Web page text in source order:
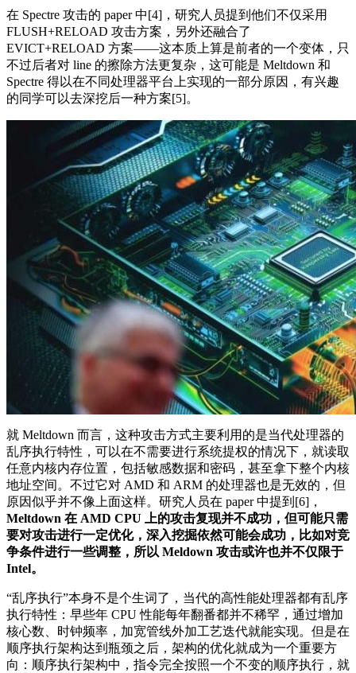
在 Spectre 攻击的 paper 中[4]，研究人员提到他们不仅采用
FLUSH+RELOAD 攻击方案，另外还融合了
EVICT+RELOAD 方案——这本质上算是前者的一个变体，只
不过后者对 line 的擦除方法更复杂，这可能是 Meltdown 和
Spectre 得以在不同处理器平台上实现的一部分原因，有兴趣
的同学可以去深挖后一种方案[5]。
就 Meltdown 而言，这种攻击方式主要利用的是当代处理器的
乱序执行特性，可以在不需要进行系统提权的情况下，就读取
任意内核内存位置，包括敏感数据和密码，甚至拿下整个内核
地址空间。不过它对 AMD 和 ARM 的处理器也是无效的，但
原因似乎并不像上面这样。研究人员在 paper 中提到[6]，
Meltdown 在 AMD CPU 上的攻击复现并不成功，但可能只需
要对攻击进行一定优化，深入挖掘依然可能会成功，比如对竞
争条件进行一些调整，所以 Meldown 攻击或许也并不仅限于
Intel。
“乱序执行”本身不是个生词了，当代的高性能处理器都有乱序
执行特性：早些年 CPU 性能每年翻番都并不稀罕，通过增加
核心数、时钟频率，加宽管线外加工艺迭代就能实现。但是在
顺序执行架构达到瓶颈之后，架构的优化就成为一个重要方
向：顺序执行架构中，指令完全按照一个不变的顺序执行，就